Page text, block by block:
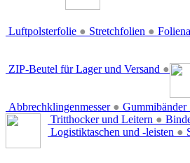
Luftpolsterfolie ● Stretchfolien ●
ZIP-Beutel für Lager und Versand ●
Abbrechklingenmesser ● Gummibänder
Tritthocker und Leitern ●
Logistiktaschen und -leisten ●